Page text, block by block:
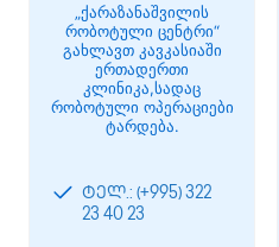
„ქარაზანაშვილის
რობოტული ცენტრი“
გახლავთ კავკასიაში
ერთადერთი
კლინიკა,სადაც
რობოტული ოპერაციები
ტარდება.
ტელ.: (+995) 322
23 40 23